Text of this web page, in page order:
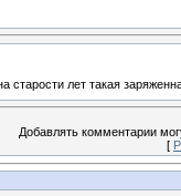
старости лет такая
Добавлять комментарии
[